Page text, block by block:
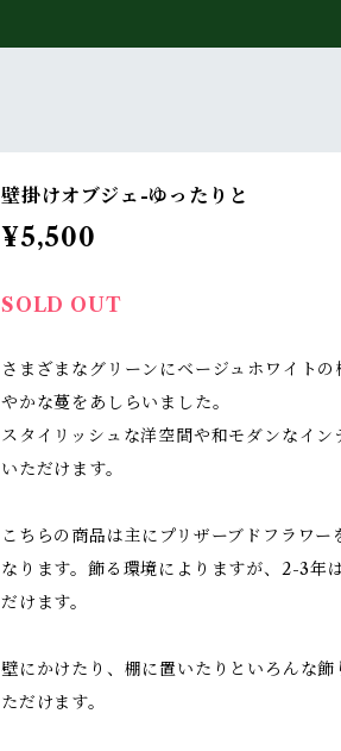
壁掛けオブジェ-ゆったりと
¥5,500
SOLD OUT
さまざまなグリーンにベージュホワイト
やかな蔓をあしらいました。
スタイリッシュな洋空間や和モダンなイン
いただけます。
こちらの商品は主にプリザーブドフラワー
なります。飾る環境によりますが、2-3年
だけます。
壁にかけたり、棚に置いたりといろんな
ただけます。